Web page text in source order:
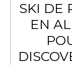
SKI DE
EN